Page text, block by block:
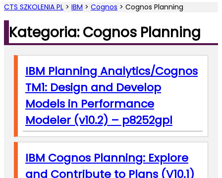
CTS SZKOLENIA PL > IBM > Cognos > Cognos Planning
Kategoria: Cognos Planning
IBM Planning Analytics/Cognos
TM1: Design and Develop
Models in Performance
Modeler (v10.2) – p8252gpl
IBM Cognos Planning: Explore
and Contribute to Plans (V10.1)